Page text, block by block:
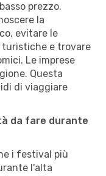
prezzo.
la
evitare le
e trovare
Le imprese
Questa
di viaggiare
da fare durante
i festival più
l'alta